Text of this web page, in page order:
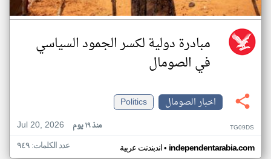
مبادرة دولية لكسر الجمود السياسي
في الصومال
اخبار الصومال
Politics
Jul 20, 2026
منذ ١٩ يوم TG09DS
اندبندنت عربية• independentarabia.com عدد الكلمات: ٩٤٩